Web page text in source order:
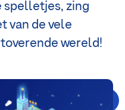
spelletjes, zing
van de vele
wereld!